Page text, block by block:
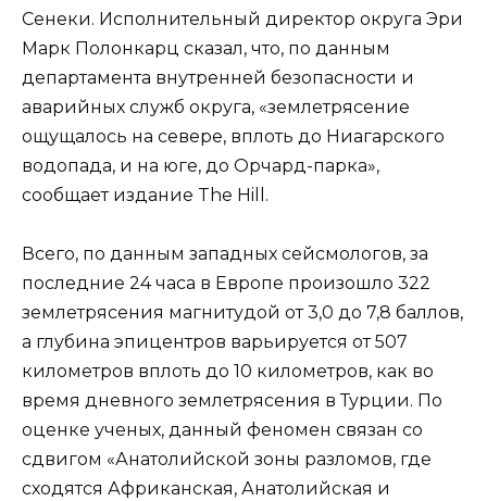
Сенеки. Исполнительный директор округа Эри
Марк Полонкарц сказал, что, по данным
департамента внутренней безопасности и
аварийных служб округа, «землетрясение
ощущалось на севере, вплоть до Ниагарского
водопада, и на юге, до Орчард-парка»,
сообщает издание The Hill.
Всего, по данным западных сейсмологов, за
последние 24 часа в Европе произошло 322
землетрясения магнитудой от 3,0 до 7,8 баллов,
а глубина эпицентров варьируется от 507
километров вплоть до 10 километров, как во
время дневного землетрясения в Турции. По
оценке ученых, данный феномен связан со
сдвигом «Анатолийской зоны разломов, где
сходятся Африканская, Анатолийская и